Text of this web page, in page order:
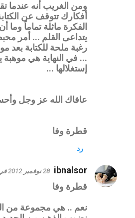
ومن الغريب أنه عندما
أفكارك تتوقف عن
الفكرة ماثلة تماماً وما
يتداعى القلم ... أمر
رغبة ملحة للكتابة
... في النهاية هي
إستغلالها ...
عافاك الله عز وجل
قطرة وفا
رد
ibnalsor 28 نوفمبر 2012 في 3:00 ص
قطرة وفا
نعم .. هي مجموعة من